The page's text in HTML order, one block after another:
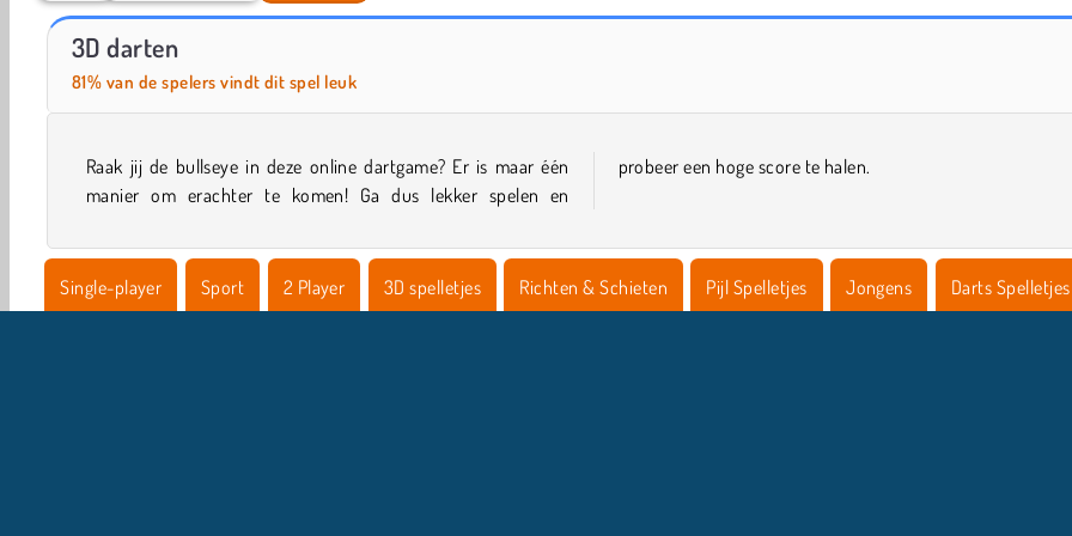
Free Birds
3D darten
81% van de spelers vindt dit spel leuk
Raak jij de bullseye in deze online dartgame? Er is maar één
manier om erachter te komen! Ga dus lekker spelen en
probeer een hoge score te halen.
Single-player Sport 2 Player 3D spelletjes Richten & Schieten Pijl Spelletjes Jongens Darts Spelletjes